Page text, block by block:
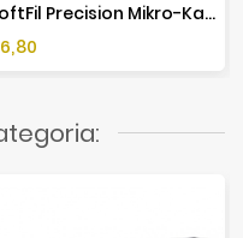
SoftFil Precision Mikro-Kaniula (1 Szt.)